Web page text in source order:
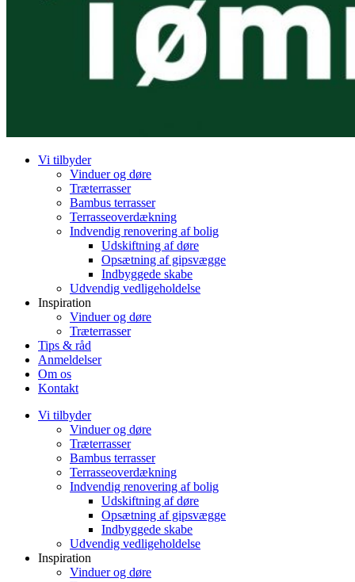
Vi tilbyder
Vinduer og døre
Træterrasser
Bambus terrasser
Terrasseoverdækning
Indvendig renovering af bolig
Udskiftning af døre
Opsætning af gipsvægge
Indbyggede skabe
Udvendig vedligeholdelse
Inspiration
Vinduer og døre
Træterrasser
Tips & råd
Anmeldelser
Om os
Kontakt
Vi tilbyder
Vinduer og døre
Træterrasser
Bambus terrasser
Terrasseoverdækning
Indvendig renovering af bolig
Udskiftning af døre
Opsætning af gipsvægge
Indbyggede skabe
Udvendig vedligeholdelse
Inspiration
Vinduer og døre